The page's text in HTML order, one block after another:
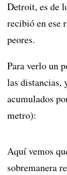
Detroit, es de
recibió en ese
peores.
Para verlo un
las distancias,
acumulados
metro):
Aquí vemos
sobremanera